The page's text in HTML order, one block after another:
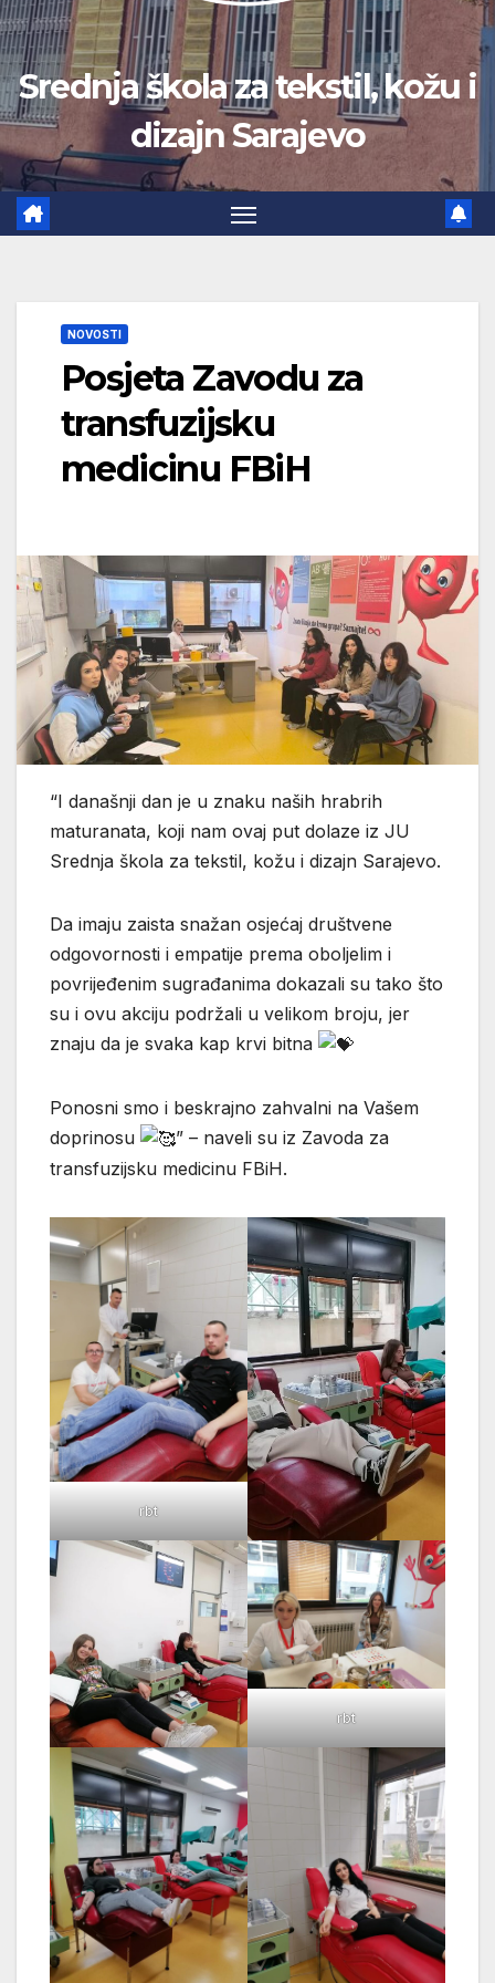
Srednja škola za tekstil, kožu i
dizajn Sarajevo
NOVOSTI
Posjeta Zavodu za
transfuzijsku
medicinu FBiH
“I današnji dan je u znaku naših hrabrih
maturanata, koji nam ovaj put dolaze iz JU
Srednja škola za tekstil, kožu i dizajn Sarajevo.
Da imaju zaista snažan osjećaj društvene
odgovornosti i empatije prema oboljelim i
povrijeđenim sugrađanima dokazali su tako što
su i ovu akciju podržali u velikom broju, jer
znaju da je svaka kap krvi bitna
Ponosni smo i beskrajno zahvalni na Vašem
doprinosu
” – naveli su iz Zavoda za
transfuzijsku medicinu FBiH.
rbt
rbt